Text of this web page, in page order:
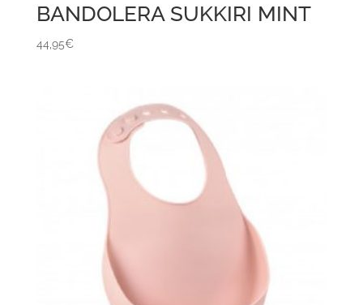
BANDOLERA SUKKIRI MINT
44,95€